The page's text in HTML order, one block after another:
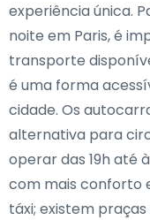
experiência única.
noite em Paris, é
transporte
é uma forma
cidade. Os
alternativa para
operar das 19h até
com mais conforto
táxi; existem